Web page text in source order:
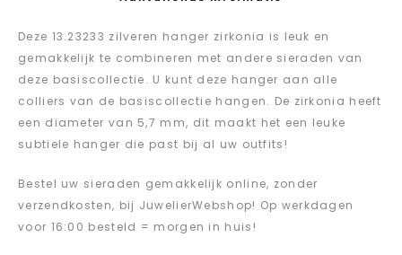
Deze 13.23233 zilveren hanger zirkonia is leuk en
gemakkelijk te combineren met andere sieraden van
deze basiscollectie. U kunt deze hanger aan alle
colliers van de basiscollectie hangen. De zirkonia heeft
een diameter van 5,7 mm, dit maakt het een leuke
subtiele hanger die past bij al uw outfits!
Bestel uw sieraden gemakkelijk online, zonder
verzendkosten, bij JuwelierWebshop! Op werkdagen
voor 16:00 besteld = morgen in huis!